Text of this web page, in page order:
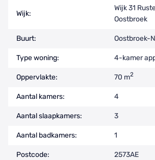
Wijk:
Wijk 31
Oostbroek
Buurt: Oostbroek-
Type woning: 4-kamer
Oppervlakte: 70 m2
Aantal kamers: 4
Aantal slaapkamers: 3
Aantal badkamers: 1
Postcode: 2573AE